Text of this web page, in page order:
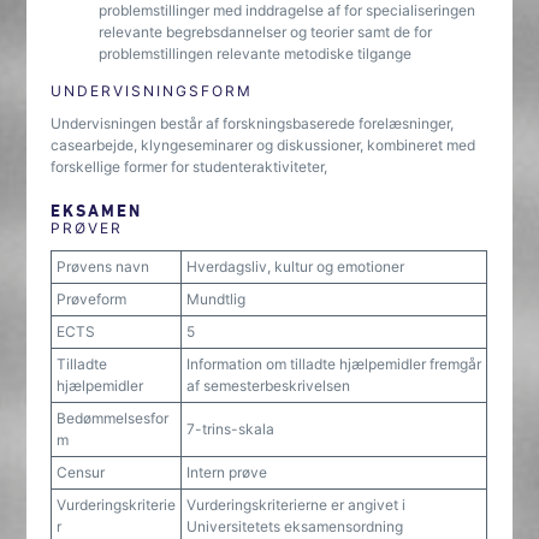
problemstillinger med inddragelse af for specialiseringen
relevante begrebsdannelser og teorier samt de for
problemstillingen relevante metodiske tilgange
UNDERVISNINGSFORM
Undervisningen består af forskningsbaserede forelæsninger,
casearbejde, klyngeseminarer og diskussioner, kombineret med
forskellige former for studenteraktiviteter,
EKSAMEN
PRØVER
Prøvens navn
Hverdagsliv, kultur og emotioner
Prøveform
Mundtlig
ECTS
5
Tilladte
hjælpemidler
Information om tilladte hjælpemidler fremgår
af semesterbeskrivelsen
Bedømmelsesfor
m
7-trins-skala
Censur
Intern prøve
Vurderingskriterie
r
Vurderingskriterierne er angivet i
Universitetets eksamensordning